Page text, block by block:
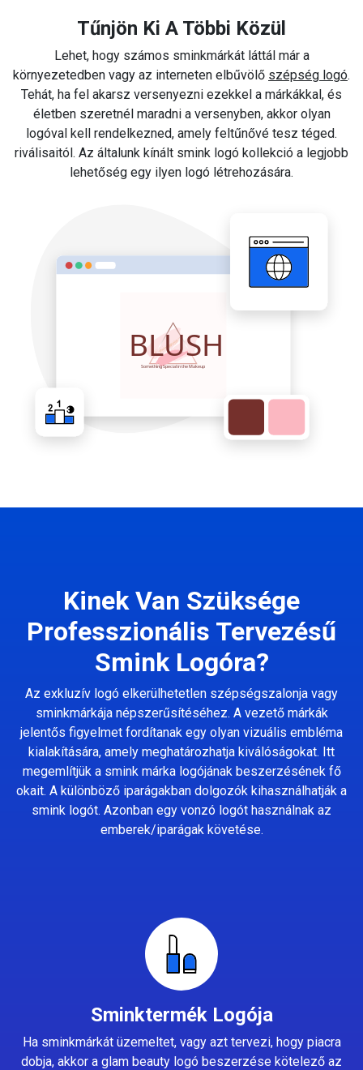
Tűnjön Ki A Többi Közül
Lehet, hogy számos sminkmárkát láttál már a
környezetedben vagy az interneten elbűvölő szépség logó.
Tehát, ha fel akarsz versenyezni ezekkel a márkákkal, és
életben szeretnél maradni a versenyben, akkor olyan
logóval kell rendelkezned, amely feltűnővé tesz téged.
riválisaitól. Az általunk kínált smink logó kollekció a legjobb
lehetőség egy ilyen logó létrehozására.
Kinek Van Szüksége
Professzionális Tervezésű
Smink Logóra?
Az exkluzív logó elkerülhetetlen szépségszalonja vagy
sminkmárkája népszerűsítéséhez. A vezető márkák
jelentős figyelmet fordítanak egy olyan vizuális embléma
kialakítására, amely meghatározhatja kiválóságokat. Itt
megemlítjük a smink márka logójának beszerzésének fő
okait. A különböző iparágakban dolgozók kihasználhatják a
smink logót. Azonban egy vonzó logót használnak az
emberek/iparágak követése.
Sminktermék Logója
Ha sminkmárkát üzemeltet, vagy azt tervezi, hogy piacra
dobja, akkor a glam beauty logó beszerzése kötelező az